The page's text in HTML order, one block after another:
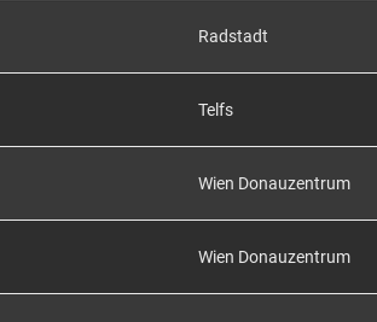
Radstadt
Telfs
Wien Donauzentrum
Wien Donauzentrum